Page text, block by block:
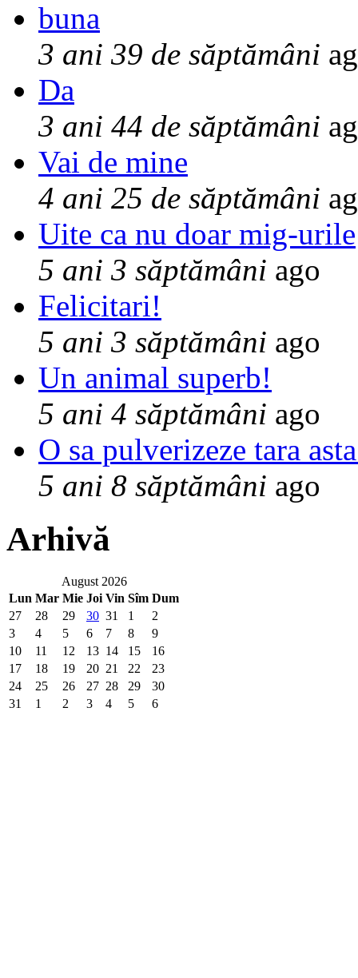
buna
3 ani 39 de săptămâni
Da
3 ani 44 de săptămâni
Vai de mine
4 ani 25 de săptămâni
Uite ca nu doar mig-urile
5 ani 3 săptămâni ago
Felicitari!
5 ani 3 săptămâni ago
Un animal superb!
5 ani 4 săptămâni ago
O sa pulverizeze tara
5 ani 8 săptămâni ago
Arhivă
August 2026
Lun Mar Mie Joi Vin Sîm Dum
27
28 29 30 31 1
2
3
4 5 6 7 8
9
10
11 12 13 14 15
16
17
18 19 20 21 22
23
24
25 26 27 28 29
30
31
1 2 3 4 5 6